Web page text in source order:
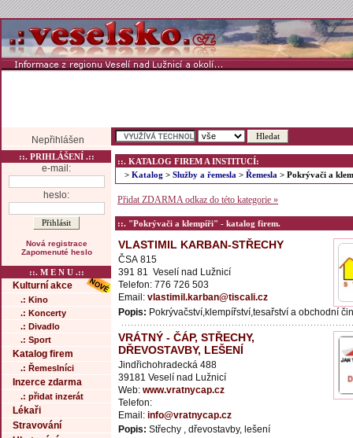
Nepřihlášen
::. PRIHLÁŠENÍ .::
e-mail:
heslo:
Nová registrace
Zapomenuté heslo
::. M E N U .::
Kulturní akce
.: Kino
.: Koncerty
.: Divadlo
.: Sport
Katalog firem
.: Řemeslníci
Inzerce zdarma
.: přidat inzerát
Lékaři
Stravování
::. KATALOG FIREM A INSTITUCÍ:
> Katalog > Služby a řemesla > Řemesla > Pokrývači a
Přidat ZDARMA odkaz do této kategorie »
::. "Pokrývači a klempíři" - katalog firem.
VLASTIMIL KARBAN-STŘECHY
ČSA 815
391 81 Veselí nad Lužnicí
Telefon: 776 726 503
Email: vlastimil.karban@tiscali.cz
Popis: Pokrývačství,klempířství,tesařství a obchodní
VRÁTNÝ - ČÁP, STŘECHY,
DŘEVOSTAVBY, LEŠENÍ
Jindřichohradecká 488
39181 Veselí nad Lužnicí
Web: www.vratnycap.cz
Telefon:
Email: info@vratnycap.cz
Popis: Střechy , dřevostavby, lešení